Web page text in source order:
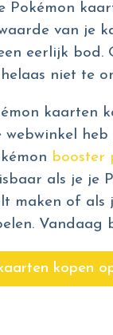
Pokémon
van je
eerlijk bod.
niet te
kaarten
webwinkel
booster
als je je
maken of als
Vandaag
kopen